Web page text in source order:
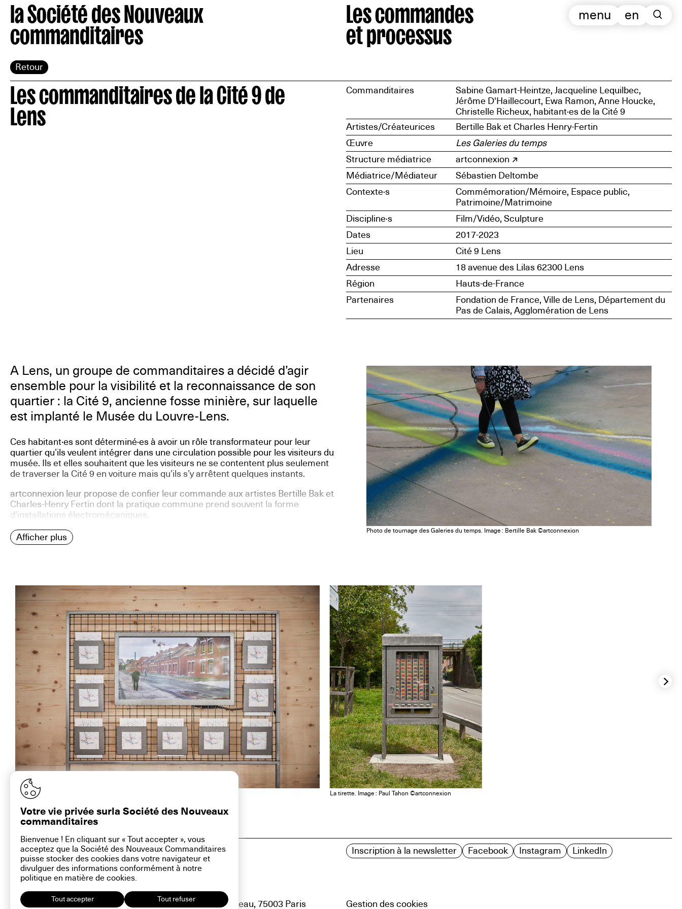
la Société des Nouveaux
commanditaires
Retour
Les commandes
et processus
en
menu
Les commanditaires de la Cité 9 de
Lens
Commanditaires
Sabine Gamart-Heintze, Jacqueline Lequilbec,
Jérôme D'Haillecourt, Ewa Ramon, Anne Houcke,
Christelle Richeux, habitant·es de la Cité 9
Artistes/Créateurices
Bertille Bak et Charles Henry-Fertin
Œuvre
Les Galeries du temps
Structure médiatrice
artconnexion
Médiatrice/Médiateur
Sébastien Deltombe
Contexte·s
Commémoration/Mémoire, Espace public,
Patrimoine/Matrimoine
Discipline·s
Film/Vidéo, Sculpture
Dates
2017-2023
Lieu
Cité 9 Lens
Adresse
18 avenue des Lilas 62300 Lens
Région
Hauts-de-France
Partenaires
Fondation de France, Ville de Lens, Département du
Pas de Calais, Agglomération de Lens
A Lens, un groupe de commanditaires a décidé d’agir
ensemble pour la visibilité et la reconnaissance de son
quartier : la Cité 9, ancienne fosse minière, sur laquelle
est implanté le Musée du Louvre-Lens.
Ces habitant·es sont déterminé·es à avoir un rôle transformateur pour leur
quartier qu’ils veulent intégrer dans une circulation possible pour les visiteurs du
musée. Ils et elles souhaitent que les visiteurs ne se contentent plus seulement
de traverser la Cité 9 en voiture mais qu’ils s’y arrêtent quelques instants.
artconnexion leur propose de confier leur commande aux artistes Bertille Bak et
Charles-Henry Fertin dont la pratique commune prend souvent la forme
d’installations électromécaniques.
Afficher plus
Photo de tournage des Galeries du temps. Image : Bertille Bak ©artconnexion
La vidéo au Louvre-Lens. Image : Paul Tahon ©artconnexion La tirette. Image : Paul Tahon ©artconnexion
contact@la-snc.org Inscription à la newsletter Facebook Instagram LinkedIn
16 rue Rambuteau, 75003 Paris Gestion des cookies
Votre vie privée surla Société des Nouveaux
commanditaires
Bienvenue ! En cliquant sur « Tout accepter », vous
acceptez que la Société des Nouveaux Commanditaires
puisse stocker des cookies dans votre navigateur et
divulguer des informations conformément à notre
politique en matière de cookies.
Tout accepter Tout refuser